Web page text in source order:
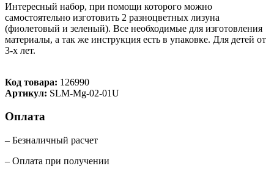
Интересный набор, при помощи которого можно
самостоятельно изготовить 2 разноцветных лизуна
(фиолетовый и зеленый). Все необходимые для изготовления
материалы, а так же инструкция есть в упаковке. Для детей от
3-х лет.
Код товара: 126990
Артикул: SLM-Mg-02-01U
Оплата
– Безналичный расчет
– Оплата при получении